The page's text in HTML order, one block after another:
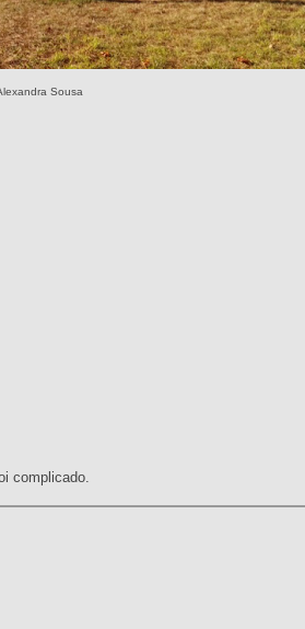
Sousa
complicado.